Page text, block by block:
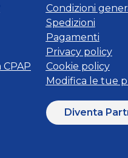
Condizioni
Spedizioni
Pagamenti
Privacy policy
Cookie policy
Modifica le tue
Diventa